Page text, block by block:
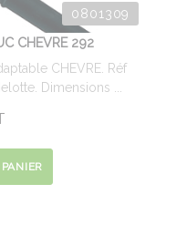
0801309
CHEVRE 292
CHEVRE. Réf
Dimensions ...